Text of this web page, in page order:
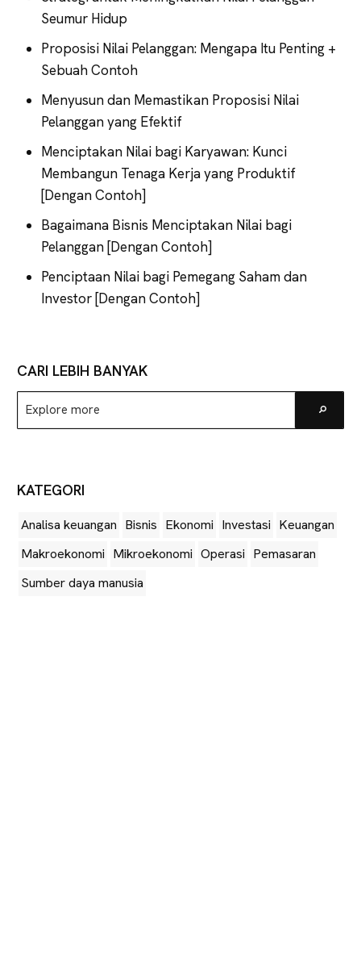
Seumur Hidup
Proposisi Nilai Pelanggan: Mengapa Itu Penting +
Sebuah Contoh
Menyusun dan Memastikan Proposisi Nilai
Pelanggan yang Efektif
Menciptakan Nilai bagi Karyawan: Kunci
Membangun Tenaga Kerja yang Produktif
[Dengan Contoh]
Bagaimana Bisnis Menciptakan Nilai bagi
Pelanggan [Dengan Contoh]
Penciptaan Nilai bagi Pemegang Saham dan
Investor [Dengan Contoh]
CARI LEBIH BANYAK
Explore
more
KATEGORI
Analisa keuangan Bisnis Ekonomi Investasi Keuangan
Makroekonomi Mikroekonomi Operasi Pemasaran
Sumber daya manusia